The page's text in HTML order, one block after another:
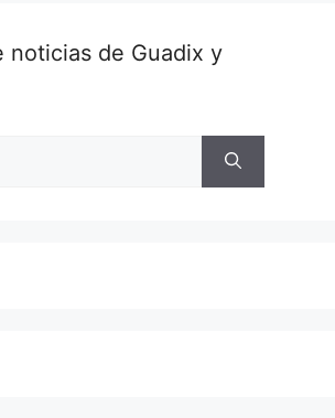
noticias de Guadix y